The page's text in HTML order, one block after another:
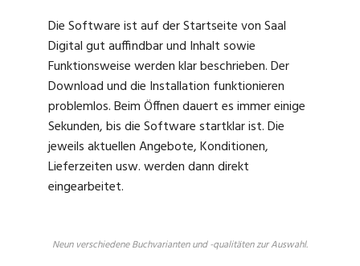
Die Software ist auf der Startseite von Saal
Digital gut auffindbar und Inhalt sowie
Funktionsweise werden klar beschrieben. Der
Download und die Installation funktionieren
problemlos. Beim Öffnen dauert es immer einige
Sekunden, bis die Software startklar ist. Die
jeweils aktuellen Angebote, Konditionen,
Lieferzeiten usw. werden dann direkt
eingearbeitet.
Neun verschiedene Buchvarianten und -qualitäten zur Auswahl.